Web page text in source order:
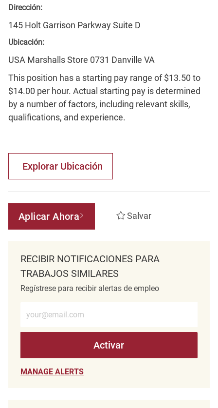
Dirección:
145 Holt Garrison Parkway Suite D
Ubicación:
USA Marshalls Store 0731 Danville VA
This position has a starting pay range of $13.50 to
$14.00 per hour. Actual starting pay is determined
by a number of factors, including relevant skills,
qualifications, and experience.
Explorar Ubicación
Aplicar Ahora Salvar
RECIBIR NOTIFICACIONES PARA
TRABAJOS SIMILARES
Regístrese para recibir alertas de empleo
Activar
MANAGE ALERTS